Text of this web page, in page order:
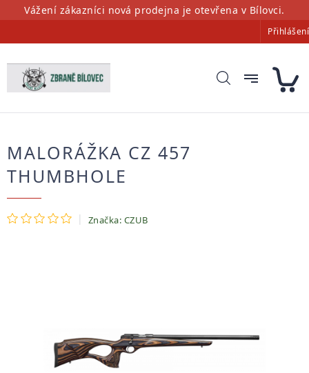
PřejítVážení zákazníci nová prodejna je otevřena v Bílovci.
Přihlášení
MALORÁŽKA CZ 457
THUMBHOLE
Průměrné
Značka: CZUB